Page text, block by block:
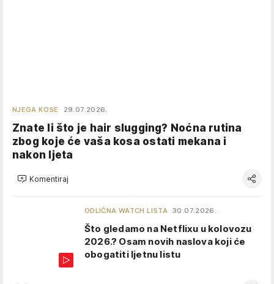
NJEGA KOSE 29.07.2026.
Znate li što je hair slugging? Noćna rutina
zbog koje će vaša kosa ostati mekana i
nakon ljeta
Komentiraj
ODLIČNA WATCH LISTA 30.07.2026.
Što gledamo na Netflixu u kolovozu
2026.? Osam novih naslova koji će
obogatiti ljetnu listu